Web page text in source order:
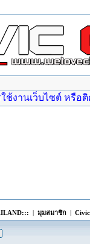
ช้งานเว็บไซต์ หรือ
| มุมสมาชิก|